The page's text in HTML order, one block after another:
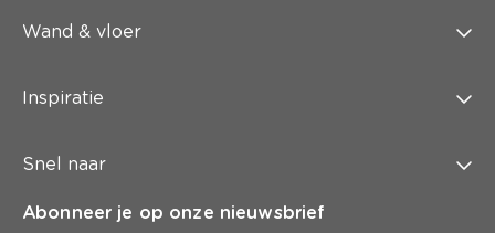
Wand & vloer
Inspiratie
Snel naar
Abonneer je op onze nieuwsbrief